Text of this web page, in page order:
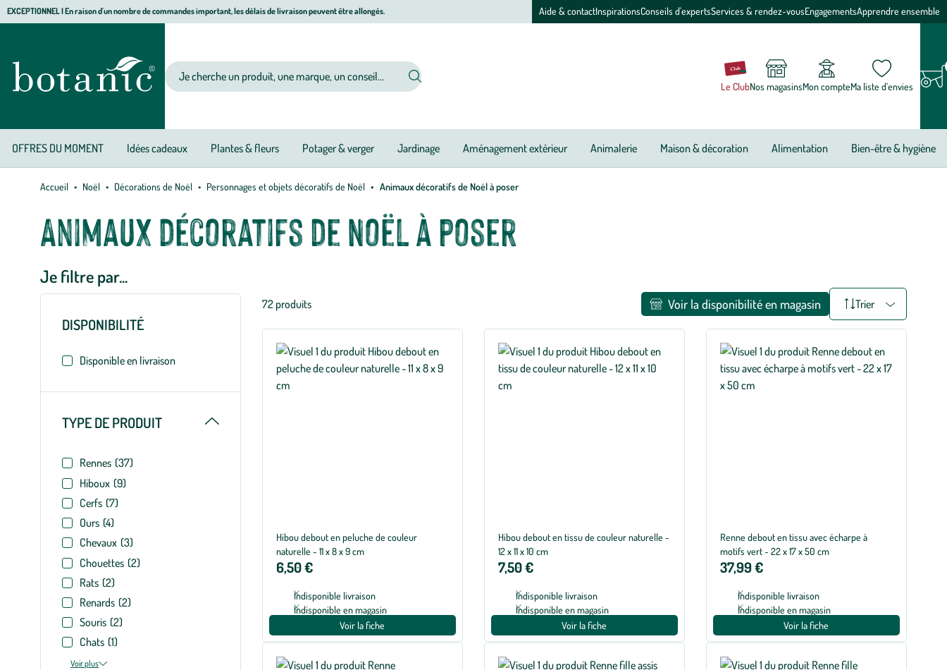
Aller
navigation
Aller
principal
Aller
de
page
EXCEPTIONNEL I En raison d'un nombre de commandes important, les délais de livraison peuvent être allongés. Aide & contactInspirationsConseils d'expertsServices & rendez-vousEngagementsApprendre ensemble
animalerie,
décoration,
botanic®
Votre
recherche
Le ClubNos magasinsMon compteMa liste d’envies
OFFRES DU MOMENT Idées cadeaux Plantes & fleurs Potager & verger Jardinage Aménagement extérieur Animalerie Maison & décoration Alimentation Bien-être & hygiène
Accueil Noël Décorations de Noël Personnages et objets décoratifs de Noël Animaux décoratifs de Noël à poser
Animaux décoratifs de Noël à poser
Je filtre par...
DISPONIBILITÉ
Disponible en livraison
TYPE DE PRODUIT Replier
Rennes (37)
Hiboux (9)
Cerfs (7)
Ours (4)
Chevaux (3)
Chouettes (2)
Rats (2)
Renards (2)
Souris (2)
Chats (1)
Voir plus
des
filtres
appliqués
72 produits Trier
Voir la disponibilité en magasin
Hibou debout en peluche de couleur
naturelle - 11 x 8 x 9 cm
6,50 €
Indisponible livraison
Indisponible en magasin
Voir la fiche
Hibou debout en tissu de couleur naturelle -
12 x 11 x 10 cm
7,50 €
Indisponible livraison
Indisponible en magasin
Voir la fiche
Renne debout en tissu avec écharpe à
motifs vert - 22 x 17 x 50 cm
37,99 €
Indisponible livraison
Indisponible en magasin
Voir la fiche